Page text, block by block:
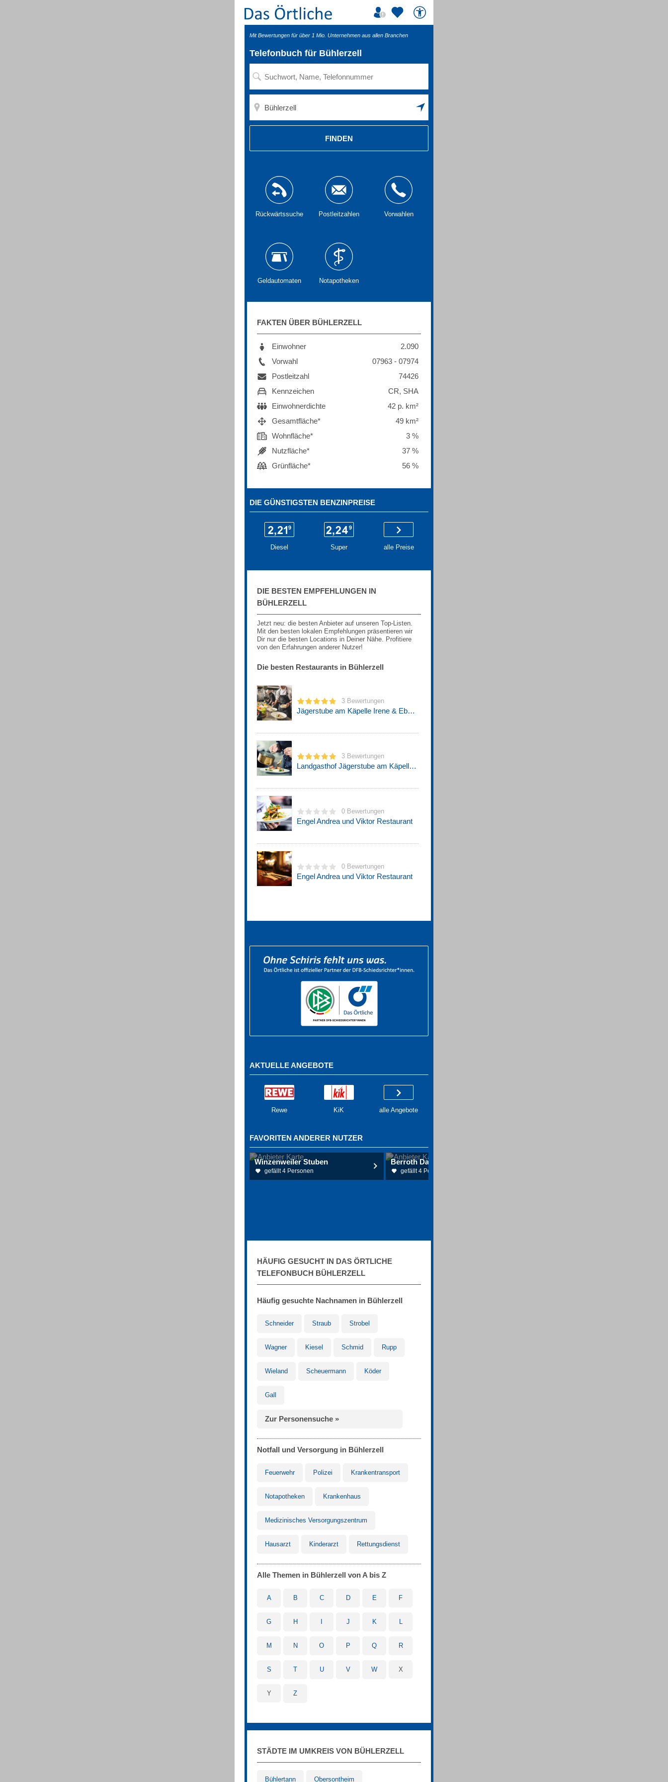
Mit Bewertungen für über 1 Mio. Unternehmen aus allen Branchen
Telefonbuch für Bühlerzell
FINDEN
Rückwärtssuche Postleitzahlen Vorwahlen
Geldautomaten Notapotheken
FAKTEN ÜBER BÜHLERZELL
Einwohner
2.090
Vorwahl
07963 - 07974
Postleitzahl
74426
Kennzeichen
CR, SHA
Einwohnerdichte
42 p. km²
Gesamtfläche*
49 km²
Wohnfläche*
3 %
Nutzfläche*
37 %
Grünfläche*
56 %
DIE GÜNSTIGSTEN BENZINPREISE
Diesel Super alle Preise
DIE BESTEN EMPFEHLUNGEN IN
BÜHLERZELL
Jetzt neu: die besten Anbieter auf unseren Top-Listen.
Mit den besten lokalen Empfehlungen präsentieren wir
Dir nur die besten Locations in Deiner Nähe. Profitiere
von den Erfahrungen anderer Nutzer!
Die besten Restaurants in Bühlerzell
3 Bewertungen
Jägerstube am Käpelle Irene & Eberhard Engel
3 Bewertungen
Landgasthof Jägerstube am Käpelle Irene Engel
0 Bewertungen
Engel Andrea und Viktor Restaurant
0 Bewertungen
Engel Andrea und Viktor Restaurant
AKTUELLE ANGEBOTE
Rewe KiK alle Angebote
FAVORITEN ANDERER NUTZER
Winzenweiler Stuben
gefällt 4 Personen
Berroth Daniel
gefällt 4 Personen
HÄUFIG GESUCHT IN DAS ÖRTLICHE
TELEFONBUCH BÜHLERZELL
Häufig gesuchte Nachnamen in Bühlerzell
Schneider Straub Strobel
Wagner Kiesel Schmid Rupp
Wieland Scheuermann Köder
Gall
Zur Personensuche »
Notfall und Versorgung in Bühlerzell
Feuerwehr Polizei Krankentransport
Notapotheken Krankenhaus
Medizinisches Versorgungszentrum
Hausarzt Kinderarzt Rettungsdienst
Alle Themen in Bühlerzell von A bis Z
A B C D E F
G H J K L
M N O P Q R
S T U V W X
Y Z
STÄDTE IM UMKREIS VON BÜHLERZELL
Bühlertann Obersontheim